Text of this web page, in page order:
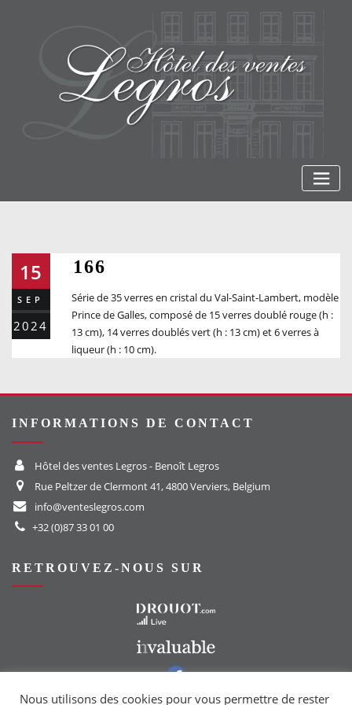
15
SEP
2024
166
Série de 35 verres en cristal du Val-Saint-Lambert, modèle
Prince de Galles, composé de 15 verres doublé rouge (h :
13 cm), 14 verres doublés vert (h : 13 cm) et 6 verres à
liqueur (h : 10 cm).
INFORMATIONS DE CONTACT
Hôtel des ventes Legros - Benoît Legros
Rue Peltzer de Clermont 41, 4800 Verviers, Belgium
info@venteslegros.com
+32 (0)87 33 01 00
RETROUVEZ-NOUS SUR
Vers notre groupe Facebook
Nous utilisons des cookies pour vous permettre de rester